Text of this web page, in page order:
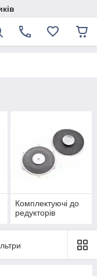
Комплектуючі до
редукторів